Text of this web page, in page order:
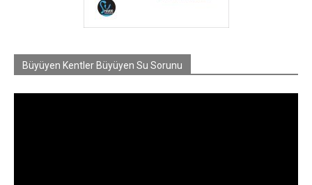
Büyüyen Kentler Büyüyen Su Sorunu